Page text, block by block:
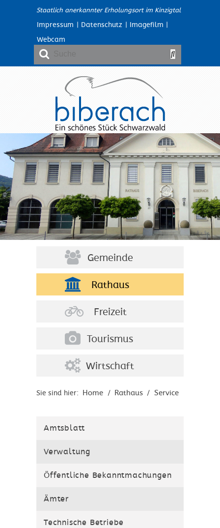
Staatlich anerkannter Erholungsort im Kinzigtal
Impressum | Datenschutz | Imagefilm |
Webcam
Gemeinde
Rathaus
Freizeit
Tourismus
Wirtschaft
Sie sind hier: Home / Rathaus / Service
Amtsblatt
Verwaltung
Öffentliche Bekanntmachungen
Ämter
Technische Betriebe